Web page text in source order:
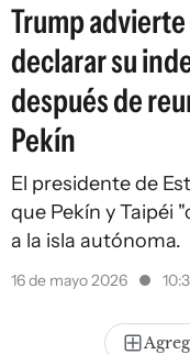
Trump
declarar su
después de
Pekín
El presidente de
que Pekín y Taipéi
a la isla autónoma.
16 de mayo 2026